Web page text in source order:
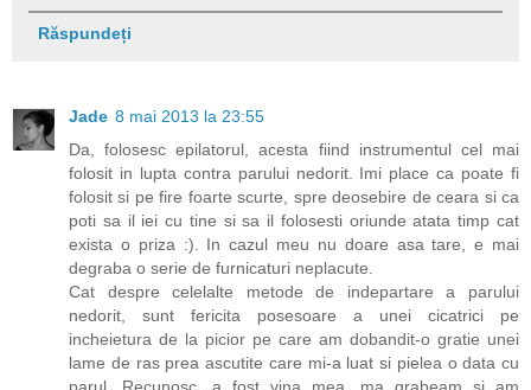
Răspundeți
Jade 8 mai 2013 la 23:55
Da, folosesc epilatorul, acesta fiind instrumentul cel mai
folosit in lupta contra parului nedorit. Imi place ca poate fi
folosit si pe fire foarte scurte, spre deosebire de ceara si ca
poti sa il iei cu tine si sa il folosesti oriunde atata timp cat
exista o priza :). In cazul meu nu doare asa tare, e mai
degraba o serie de furnicaturi neplacute.
Cat despre celelalte metode de indepartare a parului
nedorit, sunt fericita posesoare a unei cicatrici pe
incheietura de la picior pe care am dobandit-o gratie unei
lame de ras prea ascutite care mi-a luat si pielea o data cu